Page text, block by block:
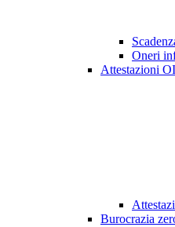
Oneri
Attestazioni
Burocrazia